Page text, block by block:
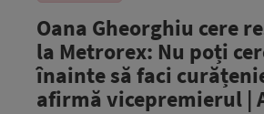
Oana Gheorghiu cere
la Metrorex: Nu poți
înainte să faci
afirmă vicepremierul |